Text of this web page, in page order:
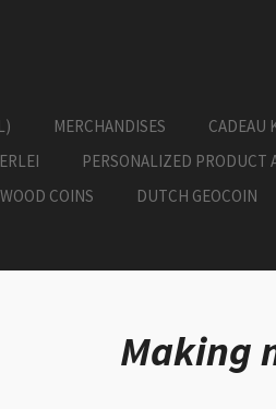
MERCHANDISES
CADEAU
PERSONALIZED PRODUCT
WOOD COINS DUTCH GEOCOIN
Making